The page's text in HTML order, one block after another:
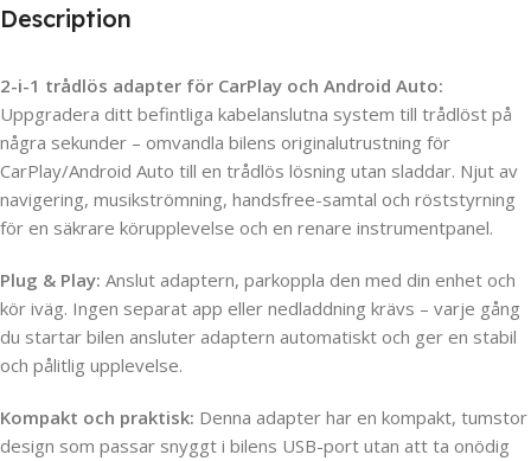
Description
2-i-1 trådlös adapter för CarPlay och Android Auto:
Uppgradera ditt befintliga kabelanslutna system till trådlöst på
några sekunder – omvandla bilens originalutrustning för
CarPlay/Android Auto till en trådlös lösning utan sladdar. Njut av
navigering, musikströmning, handsfree-samtal och röststyrning
för en säkrare körupplevelse och en renare instrumentpanel.
Plug & Play: Anslut adaptern, parkoppla den med din enhet och
kör iväg. Ingen separat app eller nedladdning krävs – varje gång
du startar bilen ansluter adaptern automatiskt och ger en stabil
och pålitlig upplevelse.
Kompakt och praktisk: Denna adapter har en kompakt, tumstor
design som passar snyggt i bilens USB-port utan att ta onödig